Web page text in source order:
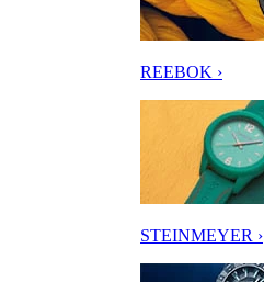
REEBOK ›
STEINMEYER ›